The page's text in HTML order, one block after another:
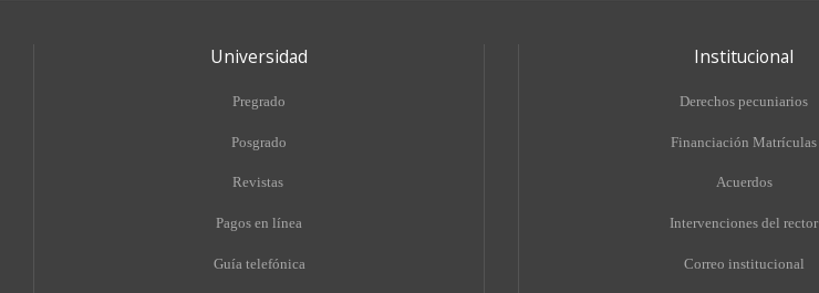
Universidad
Pregrado
Posgrado
Revistas
Pagos en línea
Guía telefónica
Institucional
Derechos pecuniarios
Financiación Matrículas
Acuerdos
Intervenciones del rector
Correo institucional